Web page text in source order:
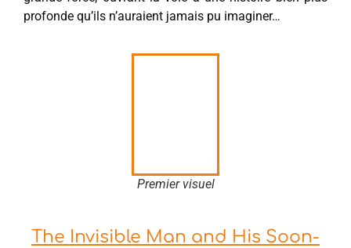
profonde qu’ils n’auraient jamais pu imaginer…
Premier visuel
The Invisible Man and His Soon-